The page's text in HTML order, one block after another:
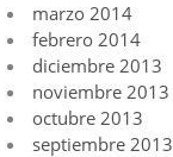
marzo 2014
febrero 2014
diciembre 2013
noviembre 2013
octubre 2013
septiembre 2013